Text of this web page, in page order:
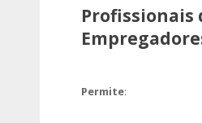
Profissionais
Permite: